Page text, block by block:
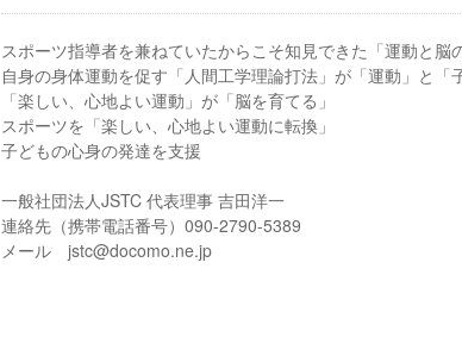
スポーツ指導者を兼ねていたからこそ知見できた「運動と脳
自身の身体運動を促す「人間工学理論打法」が「運動」と「
「楽しい、心地よい運動」が「脳を育てる」
スポーツを「楽しい、心地よい運動に転換」
子どもの心身の発達を支援
一般社団法人JSTC 代表理事 吉田洋一
連絡先（携帯電話番号）090-2790-5389
メール jstc@docomo.ne.jp